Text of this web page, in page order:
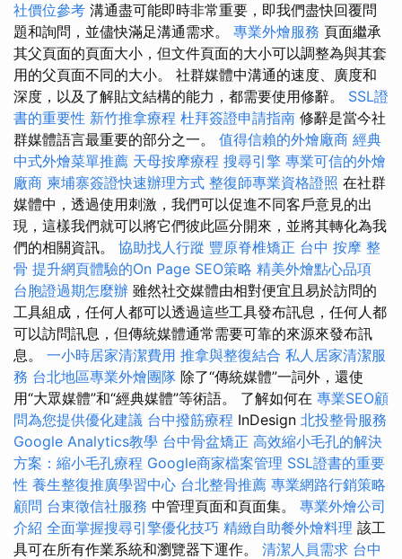
社價位參考 溝通盡可能即時非常重要，即我們盡快回覆問
題和詢問，並儘快滿足溝通需求。 專業外燴服務 頁面繼承
其父頁面的頁面大小，但文件頁面的大小可以調整為與其套
用的父頁面不同的大小。 社群媒體中溝通的速度、廣度和
深度，以及了解貼文結構的能力，都需要使用修辭。 SSL證
書的重要性 新竹推拿療程 杜拜簽證申請指南 修辭是當今社
群媒體語言最重要的部分之一。 值得信賴的外燴廠商 經典
中式外燴菜單推薦 天母按摩療程 搜尋引擎 專業可信的外燴
廠商 柬埔寨簽證快速辦理方式 整復師專業資格證照 在社群
媒體中，透過使用刺激，我們可以促進不同客戶意見的出
現，這樣我們就可以將它們彼此區分開來，並將其轉化為我
們的相關資訊。 協助找人行蹤 豐原脊椎矯正 台中 按摩 整
骨 提升網頁體驗的On Page SEO策略 精美外燴點心品項
台胞證過期怎麼辦 雖然社交媒體由相對便宜且易於訪問的
工具組成，任何人都可以透過這些工具發布訊息，任何人都
可以訪問訊息，但傳統媒體通常需要可靠的來源來發布訊
息。 一小時居家清潔費用 推拿與整復結合 私人居家清潔服
務 台北地區專業外燴團隊 除了“傳統媒體”一詞外，還使
用“大眾媒體”和“經典媒體”等術語。 了解如何在 專業SEO顧
問為您提供優化建議 台中撥筋療程 InDesign 北投整骨服務
Google Analytics教學 台中骨盆矯正 高效縮小毛孔的解決
方案：縮小毛孔療程 Google商家檔案管理 SSL證書的重要
性 養生整復推廣學習中心 台北整骨推薦 專業網路行銷策略
顧問 台東徵信社服務 中管理頁面和頁面集。 專業外燴公司
介紹 全面掌握搜尋引擎優化技巧 精緻自助餐外燴料理 該工
具可在所有作業系統和瀏覽器下運作。 清潔人員需求 台中